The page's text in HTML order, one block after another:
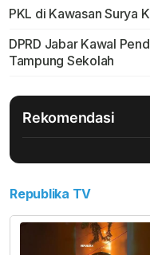
PKL di Kawasan Surya
DPRD Jabar Kawal
Tampung Sekolah
Rekomendasi
Republika TV